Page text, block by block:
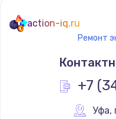
action-iq.ru
Ремонт
+7
Уфа,